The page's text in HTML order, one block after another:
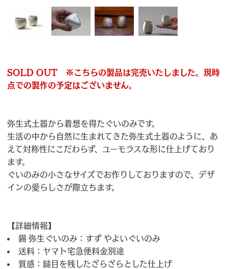
SOLD OUT ※こちらの製品は完売いたしました。現時
点での製作の予定はございません。
弥生式土器から着想を得たぐいのみです。
生活の中から自然に生まれてきた弥生式土器のように、あ
えて対称性にこだわらず、ユーモラスな形に仕上げており
ます。
ぐいのみの小さなサイズでお作りしておりますので、デザ
インの愛らしさが際立ちます。
【詳細情報】
錫 弥生ぐいのみ：すず やよいぐいのみ
送料：ヤマト宅急便料金別途
質感：鎚目を残したざらざらとした仕上げ